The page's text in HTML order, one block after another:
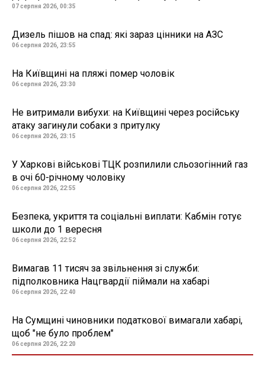
07 серпня 2026, 00:35
Дизель пішов на спад: які зараз цінники на АЗС
06 серпня 2026, 23:55
На Київщині на пляжі помер чоловік
06 серпня 2026, 23:30
Не витримали вибухи: на Київщині через російську
атаку загинули собаки з притулку
06 серпня 2026, 23:15
У Харкові військові ТЦК розпилили сльозогінний газ
в очі 60-річному чоловіку
06 серпня 2026, 22:55
Безпека, укриття та соціальні виплати: Кабмін готує
школи до 1 вересня
06 серпня 2026, 22:52
Вимагав 11 тисяч за звільнення зі служби:
підполковника Нацгвардії піймали на хабарі
06 серпня 2026, 22:40
На Сумщині чиновники податкової вимагали хабарі,
щоб "не було проблем"
06 серпня 2026, 22:20